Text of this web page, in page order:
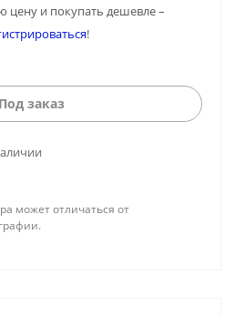
цену и покупать дешевле –
!
Под заказ
может отличаться от